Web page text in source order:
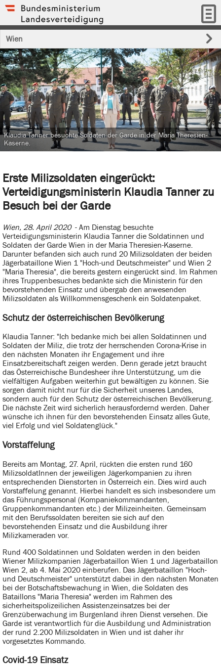
Wien
Erste Milizsoldaten eingerückt:
Verteidigungsministerin Klaudia Tanner zu
Besuch bei der Garde
Wien, 28. April 2020 - Am Dienstag besuchte
Verteidigungsministerin Klaudia Tanner die Soldatinnen und
Soldaten der Garde Wien in der Maria Theresien-Kaserne.
Darunter befanden sich auch rund 20 Milizsoldaten der beiden
Jägerbataillone Wien 1 "Hoch-und Deutschmeister" und Wien 2
"Maria Theresia", die bereits gestern eingerückt sind. Im Rahmen
ihres Truppenbesuches bedankte sich die Ministerin für den
bevorstehenden Einsatz und übergab den anwesenden
Milizsoldaten als Willkommensgeschenk ein Soldatenpaket.
Schutz der österreichischen Bevölkerung
Klaudia Tanner: "Ich bedanke mich bei allen Soldatinnen und
Soldaten der Miliz, die trotz der herrschenden Corona-Krise in
den nächsten Monaten ihr Engagement und ihre
Einsatzbereitschaft zeigen werden. Denn gerade jetzt braucht
das Österreichische Bundesheer ihre Unterstützung, um die
vielfältigen Aufgaben weiterhin gut bewältigen zu können. Sie
sorgen damit nicht nur für die Sicherheit unseres Landes,
sondern auch für den Schutz der österreichischen Bevölkerung.
Die nächste Zeit wird sicherlich herausfordernd werden. Daher
wünsche ich ihnen für den bevorstehenden Einsatz alles Gute,
viel Erfolg und viel Soldatenglück."
Vorstaffelung
Bereits am Montag, 27. April, rückten die ersten rund 160
MilizsoldatInnen der jeweiligen Jägerkompanien zu ihren
entsprechenden Dienstorten in Österreich ein. Dies wird auch
Vorstaffelung genannt. Hierbei handelt es sich insbesondere um
das Führungspersonal (Kompaniekommandanten,
Gruppenkommandanten etc.) der Milizeinheiten. Gemeinsam
mit den Berufssoldaten bereiten sie sich auf den
bevorstehenden Einsatz und die Ausbildung ihrer
Milizkameraden vor.
Rund 400 Soldatinnen und Soldaten werden in den beiden
Wiener Milizkompanien Jägerbataillon Wien 1 und Jägerbataillon
Wien 2, ab 4. Mai 2020 einberufen. Das Jägerbataillon "Hoch-
und Deutschmeister" unterstützt dabei in den nächsten Monaten
bei der Botschaftsbewachung in Wien, die Soldaten des
Bataillons "Maria Theresia" werden im Rahmen des
sicherheitspolizeilichen Assistenzeinsatzes bei der
Grenzüberwachung im Burgenland ihren Dienst versehen. Die
Garde ist verantwortlich für die Ausbildung und Administration
der rund 2.200 Milizsoldaten in Wien und ist daher ihr
vorgesetztes Kommando.
Covid-19 Einsatz
Klaudia Tanner besuchte Soldaten der Garde in der Maria Theresien-
Kaserne.